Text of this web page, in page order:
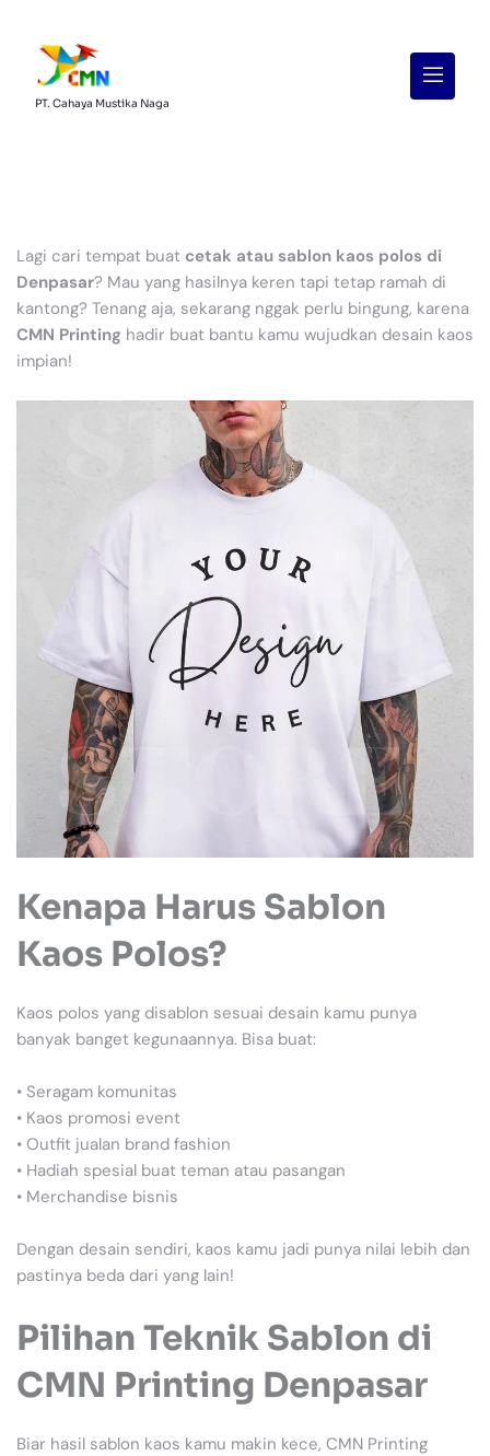
PT. Cahaya Mustika Naga
Menu
Lagi cari tempat buat cetak atau sablon kaos polos di
Denpasar? Mau yang hasilnya keren tapi tetap ramah di
kantong? Tenang aja, sekarang nggak perlu bingung, karena
CMN Printing hadir buat bantu kamu wujudkan desain kaos
impian!
Kenapa Harus Sablon
Kaos Polos?
Kaos polos yang disablon sesuai desain kamu punya
banyak banget kegunaannya. Bisa buat:
• Seragam komunitas
• Kaos promosi event
• Outfit jualan brand fashion
• Hadiah spesial buat teman atau pasangan
• Merchandise bisnis
Dengan desain sendiri, kaos kamu jadi punya nilai lebih dan
pastinya beda dari yang lain!
Pilihan Teknik Sablon di
CMN Printing Denpasar
Biar hasil sablon kaos kamu makin kece, CMN Printing